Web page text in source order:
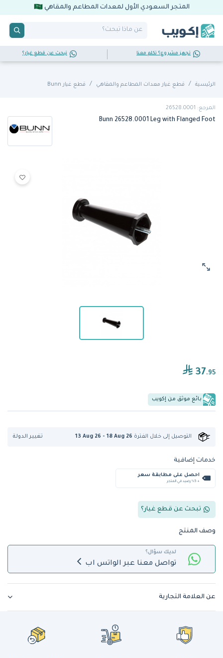
المتجر السعودي الأول لمعدات المطاعم والمقاهي
تجهز مشروع؟ تكلم معنا تبحث عن قطع غيار؟
الرئيسية قطع غيار معدات المطاعم والمقاهي قطع غيار Bunn
المرجع: 26528.0001
Bunn 26528.0001 Leg with Flanged Foot
37.95
بائع موثق من إكويب
التوصيل إلى خلال الفترة 13 Aug 26 - 18 Aug 26 تغيير الدولة
خدمات إضافية
احصل على مطابقة سعر
+ %5 رصيد في المتجر
تبحث عن قطع غيار؟
وصف المنتج
لديك سؤال؟
تواصل معنا عبر الواتس اب
عن العلامة التجارية